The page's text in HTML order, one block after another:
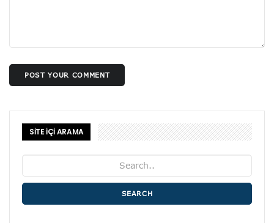
POST YOUR COMMENT
SİTE İÇİ ARAMA
SEARCH